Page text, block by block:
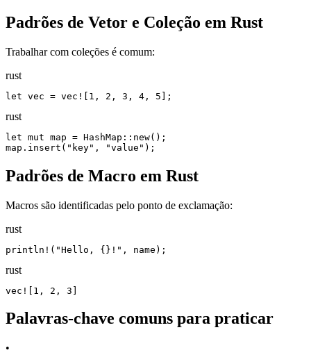
Padrões de Vetor e Coleção em Rust
Trabalhar com coleções é comum:
rust
let vec = vec![1, 2, 3, 4, 5];
rust
let mut map = HashMap::new();
map.insert("key", "value");
Padrões de Macro em Rust
Macros são identificadas pelo ponto de exclamação:
rust
println!("Hello, {}!", name);
rust
vec![1, 2, 3]
Palavras-chave comuns para praticar
•